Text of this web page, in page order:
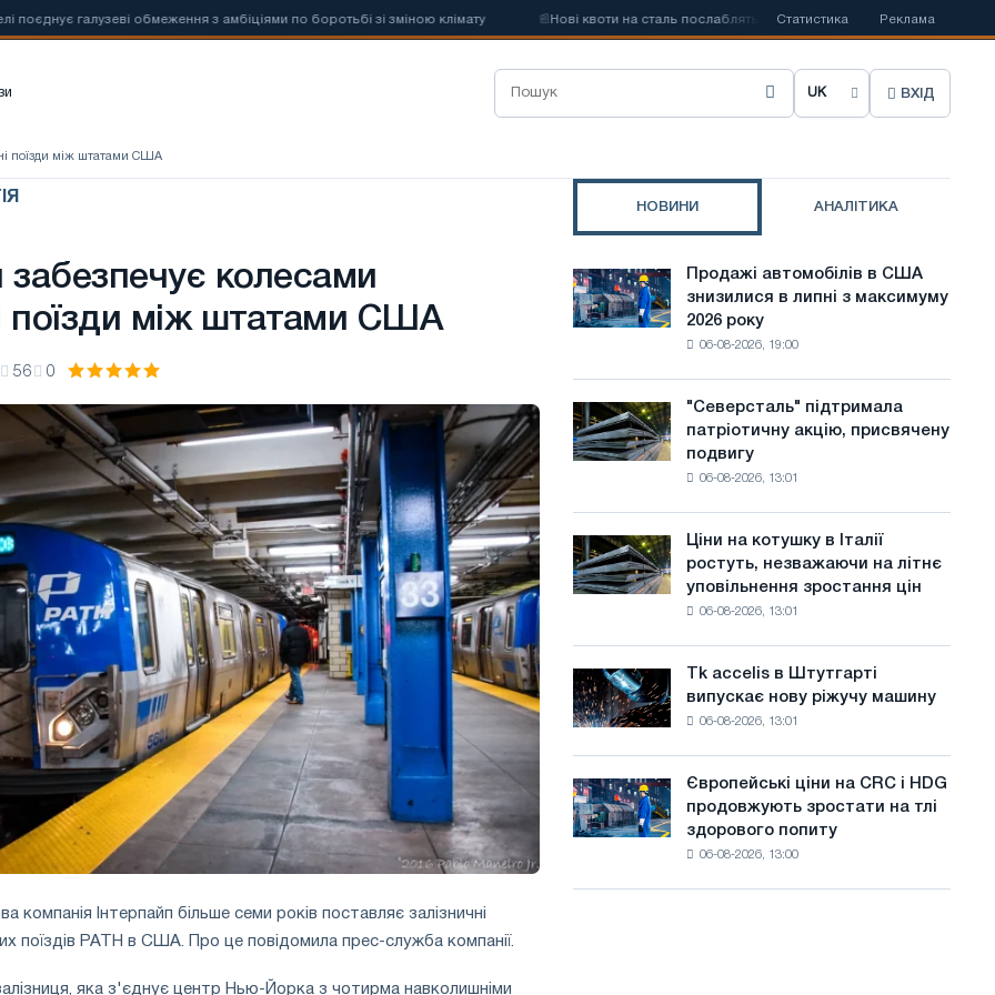
галузеві обмеження з амбіціями по боротьбі зі зміною клімату Нові квоти на сталь послаблять конкуренцію в Сполученому
Статистика Реклама
О
р
и
в
у
с
а
й
т
ВХІД
поїзди між штатами США
забезпечує колесами
поїзди між штатами США
56 0
компанія Інтерпайп більше семи років поставляє залізничні
поїздів PATH в США. Про це повідомила прес-служба компанії.
яка з'єднує центр Нью-Йорка з чотирма навколишніми
НОВИНИ АНАЛІТИКА
Продажі
автомобілів
в
липні
з
року
Продажі автомобілів в США
знизилися в липні з максимуму
2026 року
06-08-2026, 19:00
"Северсталь"
підтримала
патріотичну
радянської
авіації
Великої
Вітчизняної
війни
"Северсталь" підтримала
патріотичну акцію, присвячену
подвигу
06-08-2026, 13:01
Ціни
на
котушку
незважаючи
на
уповільнення
зростання
цін
Ціни на котушку в Італії
ростуть, незважаючи на літнє
уповільнення зростання цін
06-08-2026, 13:01
Tk
accelis
в
нову
ріжучу
Tk accelis в Штутгарті
випускає нову ріжучу машину
06-08-2026, 13:01
Європейські
ціни
на
Європейські ціни на CRC і HDG
продовжують зростати на тлі
здорового попиту
06-08-2026, 13:00